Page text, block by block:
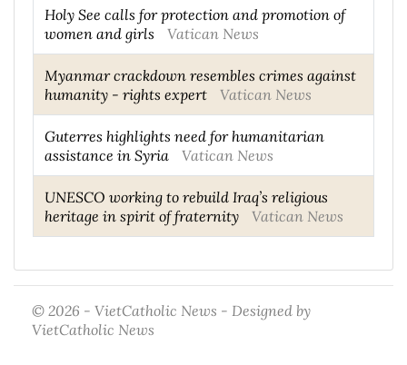
Holy See calls for protection and promotion of
women and girls
Vatican News
Myanmar crackdown resembles crimes against
humanity - rights expert
Vatican News
Guterres highlights need for humanitarian
assistance in Syria
Vatican News
UNESCO working to rebuild Iraq’s religious
heritage in spirit of fraternity
Vatican News
© 2026 - VietCatholic News - Designed by
VietCatholic News